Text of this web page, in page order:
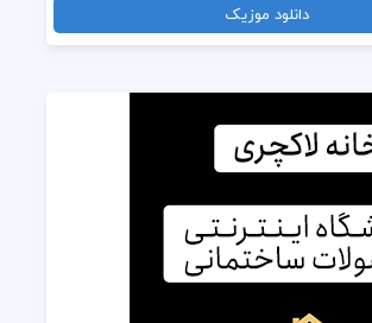
دانلود موزیک